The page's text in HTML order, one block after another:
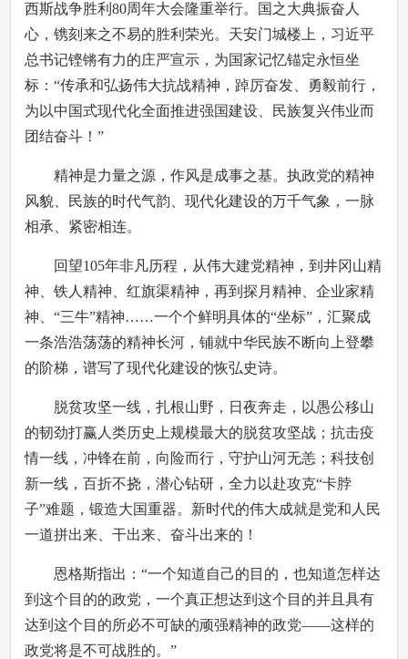
西斯战争胜利80周年大会隆重举行。国之大典振奋人
心，镌刻来之不易的胜利荣光。天安门城楼上，习近平
总书记铿锵有力的庄严宣示，为国家记忆锚定永恒坐
标：“传承和弘扬伟大抗战精神，踔厉奋发、勇毅前行，
为以中国式现代化全面推进强国建设、民族复兴伟业而
团结奋斗！”
精神是力量之源，作风是成事之基。执政党的精神
风貌、民族的时代气韵、现代化建设的万千气象，一脉
相承、紧密相连。
回望105年非凡历程，从伟大建党精神，到井冈山精
神、铁人精神、红旗渠精神，再到探月精神、企业家精
神、“三牛”精神……一个个鲜明具体的“坐标”，汇聚成
一条浩浩荡荡的精神长河，铺就中华民族不断向上登攀
的阶梯，谱写了现代化建设的恢弘史诗。
脱贫攻坚一线，扎根山野，日夜奔走，以愚公移山
的韧劲打赢人类历史上规模最大的脱贫攻坚战；抗击疫
情一线，冲锋在前，向险而行，守护山河无恙；科技创
新一线，百折不挠，潜心钻研，全力以赴攻克“卡脖
子”难题，锻造大国重器。新时代的伟大成就是党和人民
一道拼出来、干出来、奋斗出来的！
恩格斯指出：“一个知道自己的目的，也知道怎样达
到这个目的的政党，一个真正想达到这个目的并且具有
达到这个目的所必不可缺的顽强精神的政党——这样的
政党将是不可战胜的。”